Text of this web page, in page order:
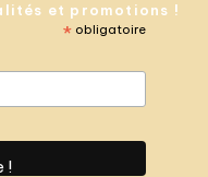
et promotions !
* obligatoire